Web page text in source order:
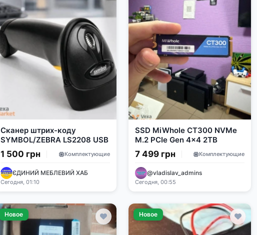
Сканер штрих-коду
SYMBOL/ZEBRA LS2208 USB
1 500 грн Комплектующие
ЄДИНИЙ МЕБЛЕВИЙ ХАБ
Сегодня, 01:10
SSD MiWhole CT300 NVMe
M.2 PCIe Gen 4x4 2TB
7 499 грн Комплектующие
@vladislav_admins
Сегодня, 00:55
Новое Новое